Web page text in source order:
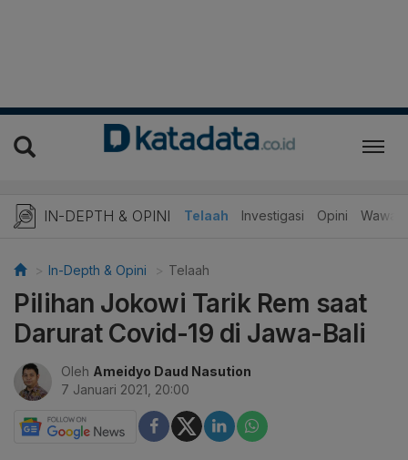
IN-DEPTH & OPINI Telaah Investigasi Opini
In-Depth & Opini Telaah
Pilihan Jokowi Tarik Rem saat
Darurat Covid-19 di Jawa-Bali
Oleh Ameidyo Daud Nasution
7 Januari 2021, 20:00